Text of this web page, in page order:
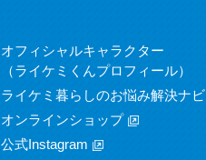
オフィシャルキャラクター
（ライケミくんプロフィール）
ライケミ暮らしのお悩み解決ナビ
オンラインショップ
公式Instagram